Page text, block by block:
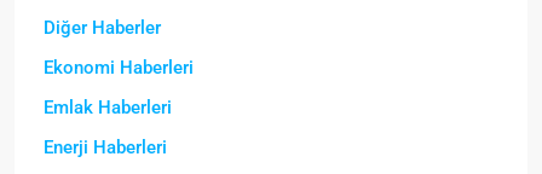
Diğer Haberler
Ekonomi Haberleri
Emlak Haberleri
Enerji Haberleri